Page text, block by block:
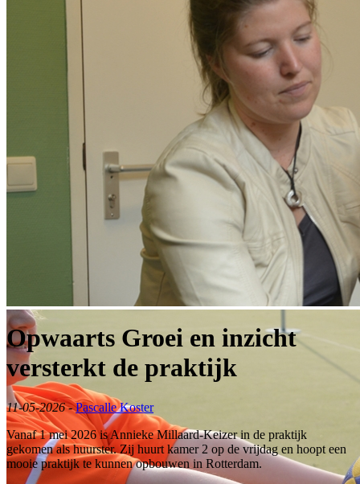
Opwaarts Groei en inzicht
versterkt de praktijk
11-05-2026-Pascalle Koster
Vanaf 1 mei 2026 is Annieke Millaard-Keizer in de praktijk
gekomen als huurster. Zij huurt kamer 2 op de vrijdag en hoopt een
mooie praktijk te kunnen opbouwen in Rotterdam.